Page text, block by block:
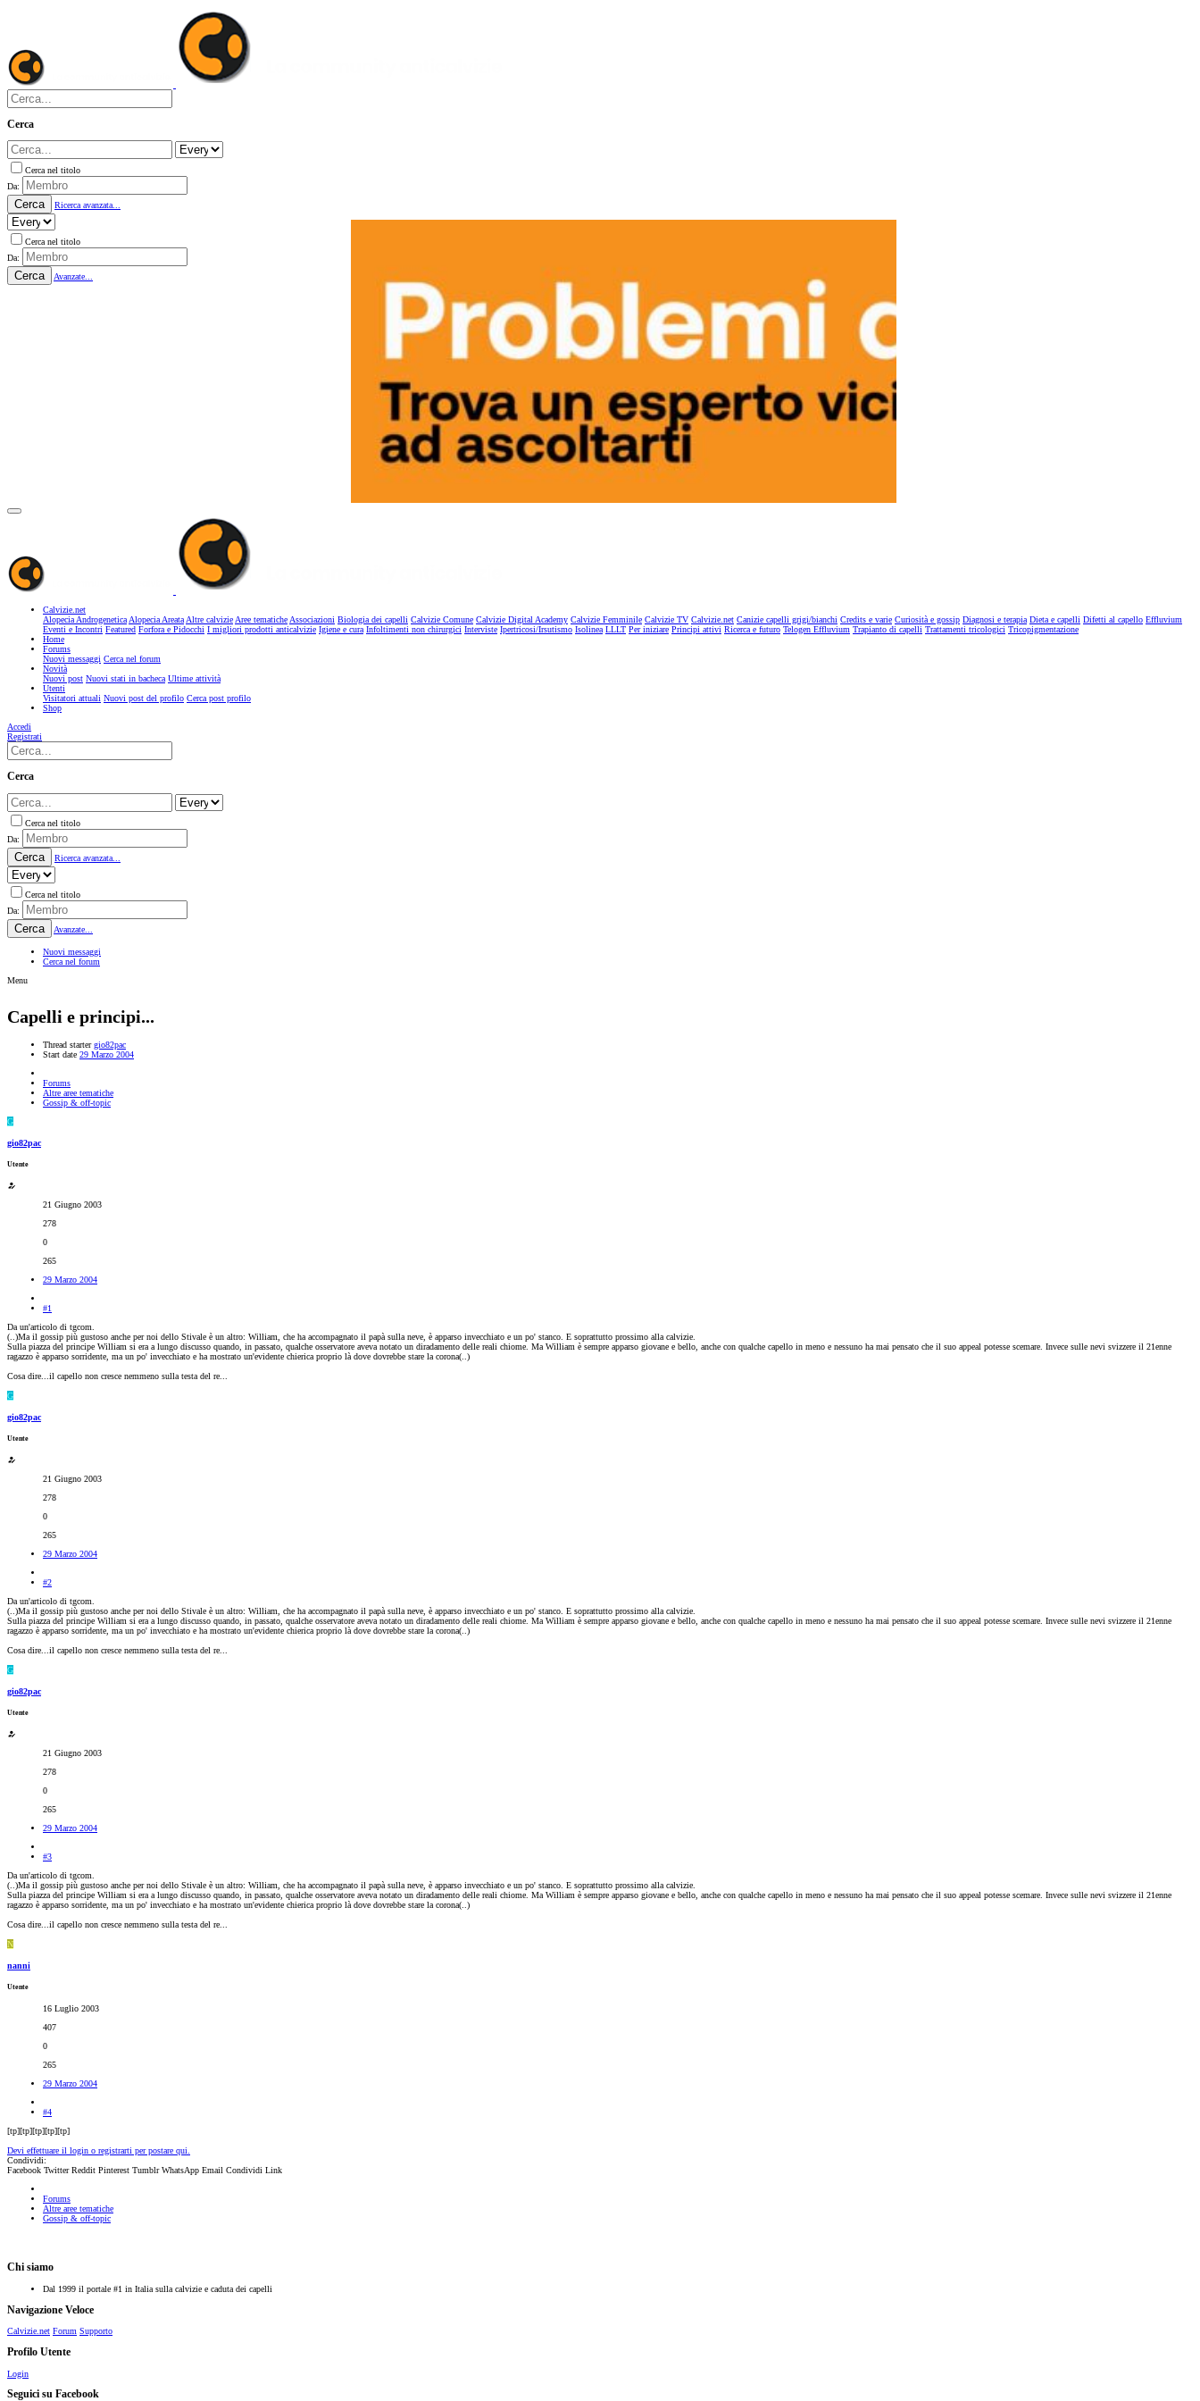
Cerca
Cerca nel titolo
Da:
Cerca Ricerca avanzata...
Cerca nel titolo
Da:
Cerca Avanzate...
Calvizie.net
Alopecia AndrogeneticaAlopecia AreataAltre calvizieAree tematicheAssociazioni Biologia dei capelli Calvizie Comune Calvizie Digital Academy Calvizie Femminile Calvizie TV Calvizie.net Canizie capelli grigi/bianchi Credits e varie Curiosità e gossip Diagnosi e terapia Dieta e capelli Difetti al capello Effluvium
Eventi e Incontri Featured Forfora e Pidocchi I migliori prodotti anticalvizie Igiene e cura Infoltimenti non chirurgici Interviste Ipertricosi/Irsutismo Isolinea LLLT Per iniziare Principi attivi Ricerca e futuro Telogen Effluvium Trapianto di capelli Trattamenti tricologici Tricopigmentazione
Home
Forums
Nuovi messaggi Cerca nel forum
Novità
Nuovi post Nuovi stati in bacheca Ultime attività
Utenti
Visitatori attuali Nuovi post del profilo Cerca post profilo
Shop
Accedi
Registrati
Cerca
Cerca nel titolo
Da:
Cerca Ricerca avanzata...
Cerca nel titolo
Da:
Cerca Avanzate...
Nuovi messaggi
Cerca nel forum
Menu
Capelli e principi...
Thread starter gio82pac
Start date 29 Marzo 2004
Forums
Altre aree tematiche
Gossip & off-topic
G
gio82pac
Utente
21 Giugno 2003
278
0
265
29 Marzo 2004
#1
Da un'articolo di tgcom.
(..)Ma il gossip più gustoso anche per noi dello Stivale è un altro: William, che ha accompagnato il papà sulla neve, è apparso invecchiato e un po' stanco. E soprattutto prossimo alla calvizie.
Sulla piazza del principe William si era a lungo discusso quando, in passato, qualche osservatore aveva notato un diradamento delle reali chiome. Ma William è sempre apparso giovane e bello, anche con qualche capello in meno e nessuno ha mai pensato che il suo appeal potesse scemare. Invece sulle nevi svizzere il 21enne
ragazzo è apparso sorridente, ma un po' invecchiato e ha mostrato un'evidente chierica proprio là dove dovrebbe stare la corona(..)
Cosa dire...il capello non cresce nemmeno sulla testa del re...
G
gio82pac
Utente
21 Giugno 2003
278
0
265
29 Marzo 2004
#2
Da un'articolo di tgcom.
(..)Ma il gossip più gustoso anche per noi dello Stivale è un altro: William, che ha accompagnato il papà sulla neve, è apparso invecchiato e un po' stanco. E soprattutto prossimo alla calvizie.
Sulla piazza del principe William si era a lungo discusso quando, in passato, qualche osservatore aveva notato un diradamento delle reali chiome. Ma William è sempre apparso giovane e bello, anche con qualche capello in meno e nessuno ha mai pensato che il suo appeal potesse scemare. Invece sulle nevi svizzere il 21enne
ragazzo è apparso sorridente, ma un po' invecchiato e ha mostrato un'evidente chierica proprio là dove dovrebbe stare la corona(..)
Cosa dire...il capello non cresce nemmeno sulla testa del re...
G
gio82pac
Utente
21 Giugno 2003
278
0
265
29 Marzo 2004
#3
Da un'articolo di tgcom.
(..)Ma il gossip più gustoso anche per noi dello Stivale è un altro: William, che ha accompagnato il papà sulla neve, è apparso invecchiato e un po' stanco. E soprattutto prossimo alla calvizie.
Sulla piazza del principe William si era a lungo discusso quando, in passato, qualche osservatore aveva notato un diradamento delle reali chiome. Ma William è sempre apparso giovane e bello, anche con qualche capello in meno e nessuno ha mai pensato che il suo appeal potesse scemare. Invece sulle nevi svizzere il 21enne
ragazzo è apparso sorridente, ma un po' invecchiato e ha mostrato un'evidente chierica proprio là dove dovrebbe stare la corona(..)
Cosa dire...il capello non cresce nemmeno sulla testa del re...
N
nanni
Utente
16 Luglio 2003
407
0
265
29 Marzo 2004
#4
[tp][tp][tp][tp][tp]
Devi effettuare il login o registrarti per postare qui.
Condividi:
Facebook Twitter Reddit Pinterest Tumblr WhatsApp Email Condividi Link
Forums
Altre aree tematiche
Gossip & off-topic
Chi siamo
Dal 1999 il portale #1 in Italia sulla calvizie e caduta dei capelli
Navigazione Veloce
Calvizie.net Forum Supporto
Profilo Utente
Login
Seguici su Facebook